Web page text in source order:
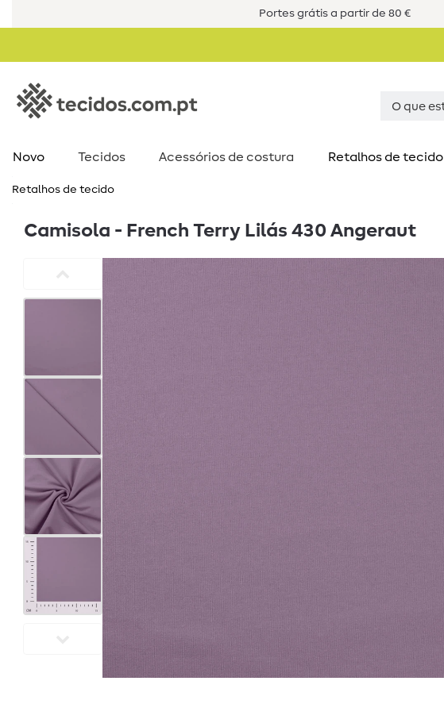
Portes grátis a partir de 80 €
Novo Tecidos Acessórios de costura​ Retalhos de tecido
Retalhos de tecido
Camisola - French Terry Lilás 430 Angeraut